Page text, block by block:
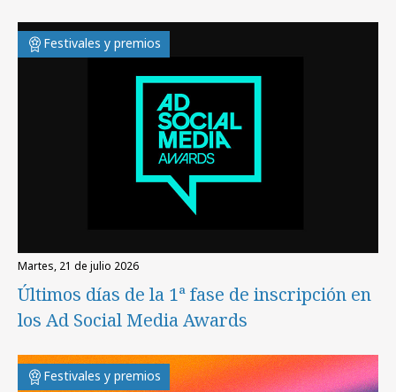
Festivales y premios
martes, 21 de julio 2026
Últimos días de la 1ª fase de inscripción en
los Ad Social Media Awards
Festivales y premios